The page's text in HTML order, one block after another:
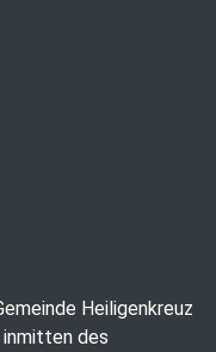
Heiligenkreuz
des